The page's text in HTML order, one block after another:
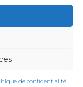
de confidentialité
Tous droits